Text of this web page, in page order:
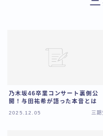
乃木坂46卒業コンサート裏側公
開！与田祐希が語った本音とは
2025.12.05 三期